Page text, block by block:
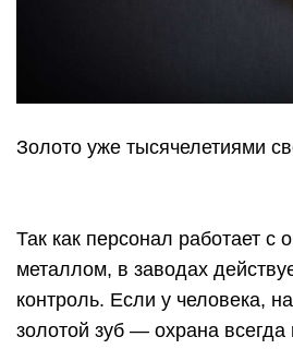
Золото уже тысячелетиями
Так как персонал работает с
металлом, в заводах
контроль. Если у человека,
золотой зуб — охрана всегда